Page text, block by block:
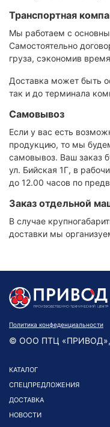
Транспортная
Мы работаем с
Самостоятельно
груза, сэкономив
Доставка может быть
так и до терминала
Самовывоз
Если у вас есть
продукцию, то мы
самовывоз. Ваш заказ
ул. Бийская 1Г, в
до 12.00 часов по
Заказ отдельной
В случае
доставки мы
Политика конфеденциальности
© ООО ПТЦ «ПРИВОД»,
КАТАЛОГ
СПЕЦПРЕДЛОЖЕНИЯ
ДОСТАВКА
НОВОСТИ